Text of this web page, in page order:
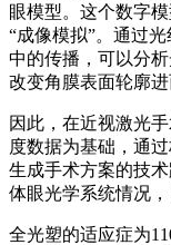
眼模型。这个数字
“成像模拟”。通过
中的传播，可以分
改变角膜表面轮廓进
因此，在近视激光
度数据为基础，通
生成手术方案的技
体眼光学系统情况
全光塑的适应症为